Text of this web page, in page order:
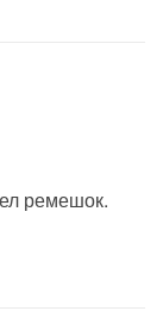
ремешок.